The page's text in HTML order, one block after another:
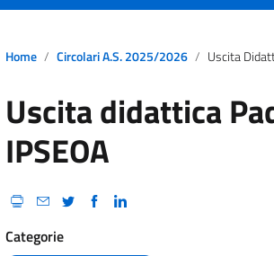
Home Circolari A.S. 2025/2026 Uscita
Uscita didattica
IPSEOA
Categorie